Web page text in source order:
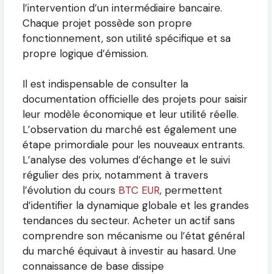
l’intervention d’un intermédiaire bancaire.
Chaque projet possède son propre
fonctionnement, son utilité spécifique et sa
propre logique d’émission.
Il est indispensable de consulter la
documentation officielle des projets pour saisir
leur modèle économique et leur utilité réelle.
L’observation du marché est également une
étape primordiale pour les nouveaux entrants.
L’analyse des volumes d’échange et le suivi
régulier des prix, notamment à travers
l’évolution du cours BTC EUR, permettent
d’identifier la dynamique globale et les grandes
tendances du secteur. Acheter un actif sans
comprendre son mécanisme ou l’état général
du marché équivaut à investir au hasard. Une
connaissance de base dissipe